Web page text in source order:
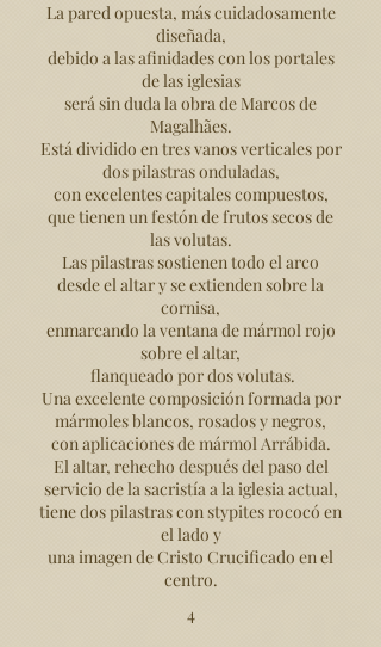
La pared opuesta, más cuidadosamente
diseñada,
debido a las afinidades con los portales
de las iglesias
será sin duda la obra de Marcos de
Magalhães.
Está dividido en tres vanos verticales por
dos pilastras onduladas,
con excelentes capitales compuestos,
que tienen un festón de frutos secos de
las volutas.
Las pilastras sostienen todo el arco
desde el altar y se extienden sobre la
cornisa,
enmarcando la ventana de mármol rojo
sobre el altar,
flanqueado por dos volutas.
Una excelente composición formada por
mármoles blancos, rosados y negros,
con aplicaciones de mármol Arrábida.
El altar, rehecho después del paso del
servicio de la sacristía a la iglesia actual,
tiene dos pilastras con stypites rococó en
el lado y
una imagen de Cristo Crucificado en el
centro.
4